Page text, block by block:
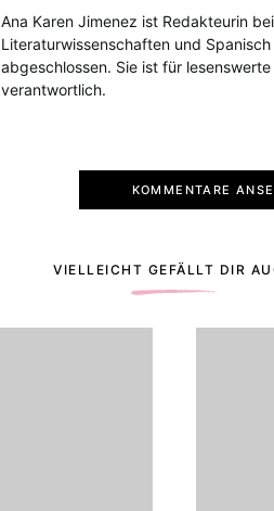
Ana Karen Jimenez ist Redakteurin
Literaturwissenschaften und
abgeschlossen. Sie ist für
verantwortlich.
KOMMENTARE
VIELLEICHT GEFÄLLT DIR